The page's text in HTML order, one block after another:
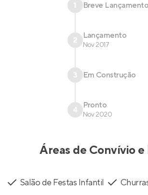
1 Breve Lançamento
2 Lançamento
Nov 2017
3 Em Construção
4 Pronto
Nov 2020
Áreas de Convívio e
Salão de Festas Infantil